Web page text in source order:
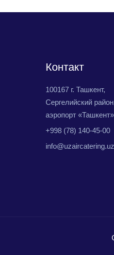
Контакт
100167 г. Ташкент,
Сергелийский
аэропорт «Ташкент»
+998 (78) 140-45-00
info@uzaircatering.uz